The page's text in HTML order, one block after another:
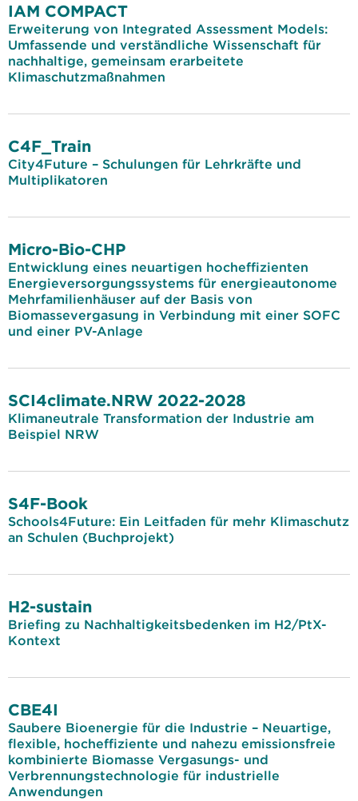
IAM COMPACT
Erweiterung von Integrated Assessment Models:
Umfassende und verständliche Wissenschaft für
nachhaltige, gemeinsam erarbeitete
Klimaschutzmaßnahmen
C4F_Train
City4Future – Schulungen für Lehrkräfte und
Multiplikatoren
Micro-Bio-CHP
Entwicklung eines neuartigen hocheffizienten
Energieversorgungssystems für energieautonome
Mehrfamilienhäuser auf der Basis von
Biomassevergasung in Verbindung mit einer SOFC
und einer PV-Anlage
SCI4climate.NRW 2022-2028
Klimaneutrale Transformation der Industrie am
Beispiel NRW
S4F-Book
Schools4Future: Ein Leitfaden für mehr Klimaschutz
an Schulen (Buchprojekt)
H2-sustain
Briefing zu Nachhaltigkeitsbedenken im H2/PtX-
Kontext
CBE4I
Saubere Bioenergie für die Industrie – Neuartige,
flexible, hocheffiziente und nahezu emissionsfreie
kombinierte Biomasse Vergasungs- und
Verbrennungstechnologie für industrielle
Anwendungen